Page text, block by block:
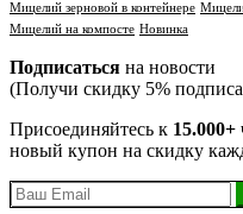
Мицелий зерновой в контейнере
Мицелий на компосте Новинка
Подписаться на новости
(Получи скидку 5%
Присоединяйтесь к
новый купон на скидку